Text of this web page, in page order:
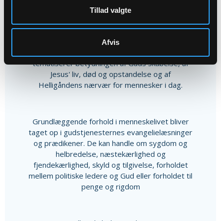
Tillad valgte
Afvis
Kristendom i hverdagen
I trinitatistiden skal de store højtiders budskab
tematiserer betydningen af Guds skabelse, af
Jesus' liv, død og opstandelse og af
Helligåndens nærvær for mennesker i dag.
Grundlæggende forhold i menneskelivet bliver
taget op i gudstjenesternes evangelielæsninger
og prædikener. De kan handle om sygdom og
helbredelse, næstekærlighed og
fjendekærlighed, skyld og tilgivelse, forholdet
mellem politiske ledere og Gud eller forholdet til
penge og rigdom